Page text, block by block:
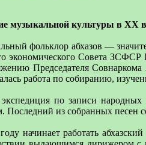
музыкальной культуры в XX
фольклор абхазов —
экономического Совета ЗСФСР
Председателя
работа по собиранию,
по записи
Последний из собранных песен
начинает работать